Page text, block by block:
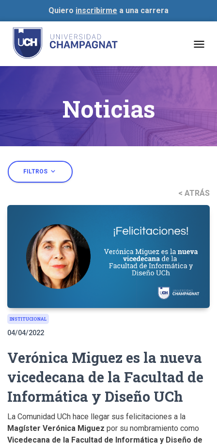
Quiero inscribirme a una carrera
Noticias
FILTROS expand_more
< ATRÁS
INSTITUCIONAL
04/04/2022
Verónica Miguez es la nueva
vicedecana de la Facultad de
Informática y Diseño UCh
La Comunidad UCh hace llegar sus felicitaciones a la
Magíster Verónica Miguez por su nombramiento como
Vicedecana de la Facultad de Informática y Diseño de